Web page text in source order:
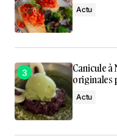
Actu
Canicule à
originales
Actu